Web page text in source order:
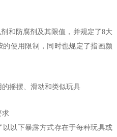
和防腐剂及其限值，并规定了8大
使用限制，同时也规定了指画颜
摇摆、滑动和类似玩具
求
以下暴露方式存在于每种玩具或